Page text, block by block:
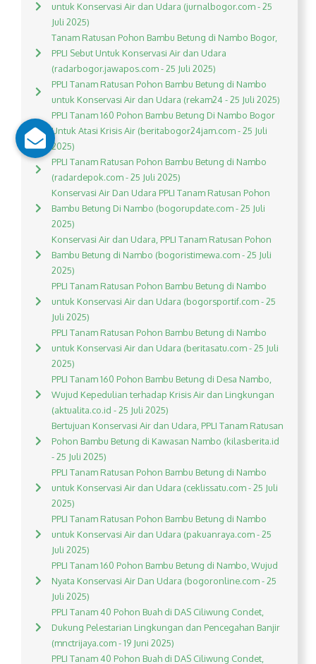
untuk Konservasi Air dan Udara (jurnalbogor.com - 25
Juli 2025)
Tanam Ratusan Pohon Bambu Betung di Nambo Bogor,
PPLI Sebut Untuk Konservasi Air dan Udara
(radarbogor.jawapos.com - 25 Juli 2025)
PPLI Tanam Ratusan Pohon Bambu Betung di Nambo
untuk Konservasi Air dan Udara (rekam24 - 25 Juli 2025)
PPLI Tanam 160 Pohon Bambu Betung Di Nambo Bogor
Untuk Atasi Krisis Air (beritabogor24jam.com - 25 Juli
2025)
PPLI Tanam Ratusan Pohon Bambu Betung di Nambo
(radardepok.com - 25 Juli 2025)
Konservasi Air Dan Udara PPLI Tanam Ratusan Pohon
Bambu Betung Di Nambo (bogorupdate.com - 25 Juli
2025)
Konservasi Air dan Udara, PPLI Tanam Ratusan Pohon
Bambu Betung di Nambo (bogoristimewa.com - 25 Juli
2025)
PPLI Tanam Ratusan Pohon Bambu Betung di Nambo
untuk Konservasi Air dan Udara (bogorsportif.com - 25
Juli 2025)
PPLI Tanam Ratusan Pohon Bambu Betung di Nambo
untuk Konservasi Air dan Udara (beritasatu.com - 25 Juli
2025)
PPLI Tanam 160 Pohon Bambu Betung di Desa Nambo,
Wujud Kepedulian terhadap Krisis Air dan Lingkungan
(aktualita.co.id - 25 Juli 2025)
Bertujuan Konservasi Air dan Udara, PPLI Tanam Ratusan
Pohon Bambu Betung di Kawasan Nambo (kilasberita.id
- 25 Juli 2025)
PPLI Tanam Ratusan Pohon Bambu Betung di Nambo
untuk Konservasi Air dan Udara (ceklissatu.com - 25 Juli
2025)
PPLI Tanam Ratusan Pohon Bambu Betung di Nambo
untuk Konservasi Air dan Udara (pakuanraya.com - 25
Juli 2025)
PPLI Tanam 160 Pohon Bambu Betung di Nambo, Wujud
Nyata Konservasi Air Dan Udara (bogoronline.com - 25
Juli 2025)
PPLI Tanam 40 Pohon Buah di DAS Ciliwung Condet,
Dukung Pelestarian Lingkungan dan Pencegahan Banjir
(mnctrijaya.com - 19 Juni 2025)
PPLI Tanam 40 Pohon Buah di DAS Ciliwung Condet,